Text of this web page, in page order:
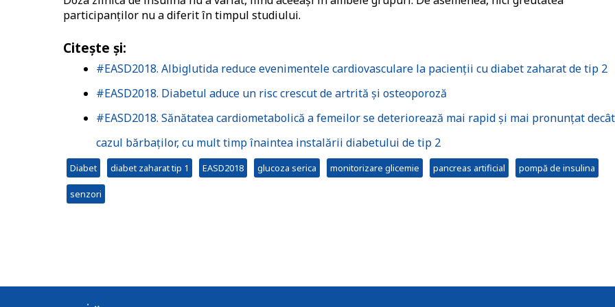
participanților nu a diferit în timpul studiului.
Citește și:
#EASD2018. Albiglutida reduce evenimentele cardiovasculare la pacienții cu diabet zaharat de tip 2
#EASD2018. Diabetul aduce un risc crescut de artrită și osteoporoză
#EASD2018. Sănătatea cardiometabolică a femeilor se deteriorează mai rapid și mai pronunțat
cazul bărbaților, cu mult timp înaintea instalării diabetului de tip 2
Diabet diabet zaharat tip 1 EASD2018 glucoza serica monitorizare glicemie pancreas artificial pompă de insulina
senzori